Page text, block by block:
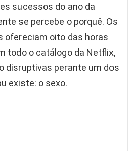
sucessos do ano da
se percebe o porquê. Os
ofereciam oito das horas
todo o catálogo da Netflix,
disruptivas perante um dos
existe: o sexo.